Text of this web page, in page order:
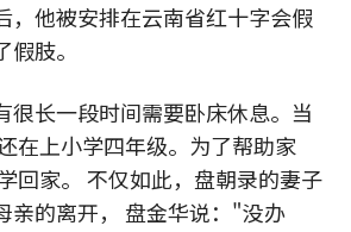
，他被安排在云南省红十字会假
肢。
很长一段时间需要卧床休息。当
在上小学四年级。为了帮助家
回家。 不仅如此，盘朝录的妻子
亲的离开， 盘金华说："没办